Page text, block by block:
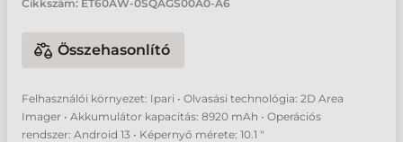
Cikkszám: ET60AW-0SQAGS00A0-A6
Összehasonlító
Felhasználói környezet: Ipari • Olvasási technológia: 2D Area
Imager • Akkumulátor kapacitás: 8920 mAh • Operációs
rendszer: Android 13 • Képernyő mérete: 10.1 "